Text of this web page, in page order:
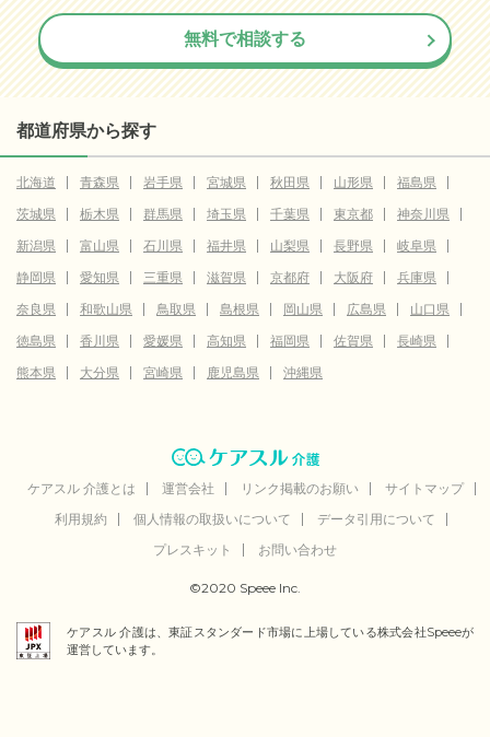
無料で相談する
都道府県から探す
北海道 青森県 岩手県 宮城県 秋田県 山形県
福島県
茨城県
栃木県 群馬県 埼玉県 千葉県 東京都
神奈川県
新潟県
富山県 石川県 福井県 山梨県 長野県
岐阜県
静岡県
愛知県 三重県 滋賀県 京都府 大阪府
兵庫県
奈良県
和歌山県 鳥取県 島根県 岡山県 広島県
山口県
徳島県
香川県 愛媛県 高知県 福岡県 佐賀県
長崎県
熊本県
大分県 宮崎県 鹿児島県 沖縄県
ケアスル 介護とは 運営会社 リンク掲載のお願い
サイトマップ
利用規約
個人情報の取扱いについて
データ引用について
プレスキット
お問い合わせ
©2020 Speee Inc.
ケアスル 介護は、東証スタンダード市場に上場している株式会社Speeeが
運営しています。